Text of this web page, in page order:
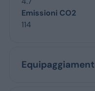
Emissioni CO2
114